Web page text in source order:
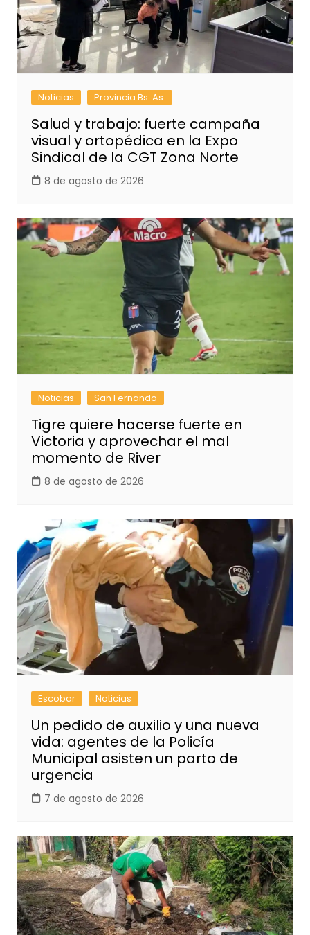
Noticias Provincia Bs. As.
Salud y trabajo: fuerte campaña
visual y ortopédica en la Expo
Sindical de la CGT Zona Norte
8 de agosto de 2026
Noticias San Fernando
Tigre quiere hacerse fuerte en
Victoria y aprovechar el mal
momento de River
8 de agosto de 2026
Escobar Noticias
Un pedido de auxilio y una nueva
vida: agentes de la Policía
Municipal asisten un parto de
urgencia
7 de agosto de 2026